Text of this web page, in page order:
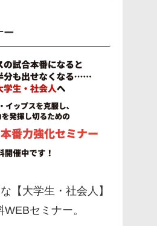
ー
【大学生・社会人】
セミナー。